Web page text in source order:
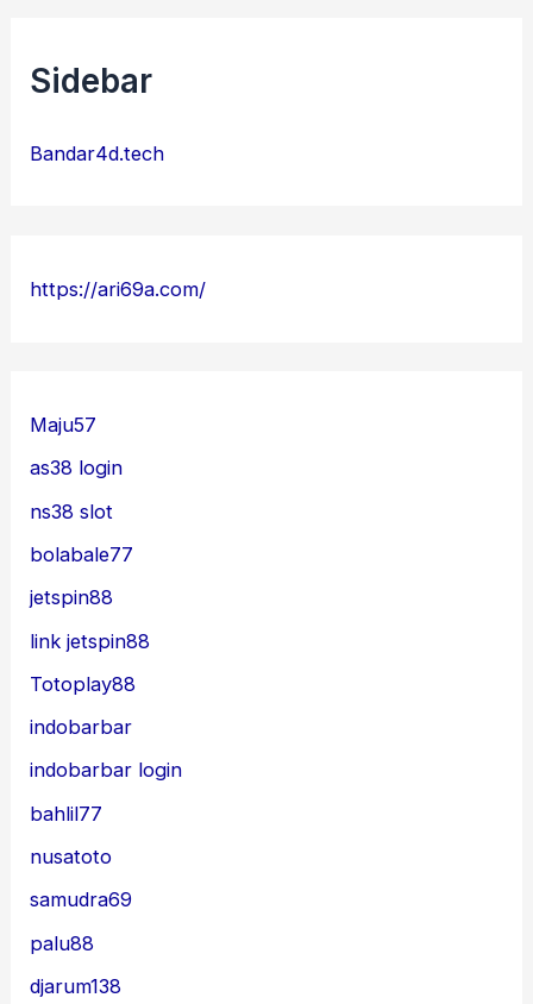
Sidebar
Bandar4d.tech
https://ari69a.com/
Maju57
as38 login
ns38 slot
bolabale77
jetspin88
link jetspin88
Totoplay88
indobarbar
indobarbar login
bahlil77
nusatoto
samudra69
palu88
djarum138